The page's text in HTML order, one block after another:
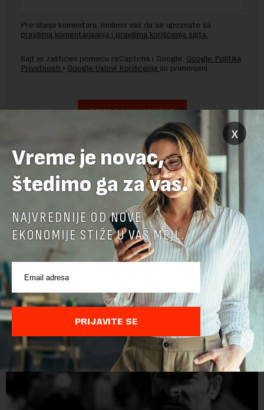
Pre slanja komentara, molimo vas da se upoznate sa
pravilima komentarisanja i pravilima korišćenja sajta.
Sajt je zaštićen pomocu reCaptcha i Google. Google Politika
Privatnosti i Google Uslovi Korišćenja su primenjeni.
x
Vreme je novac,
štedimo ga za vas.
NAJVREDNIJE OD NOVE
EKONOMIJE STIŽE U VAŠ MEJL.
PRIJAVITE SE